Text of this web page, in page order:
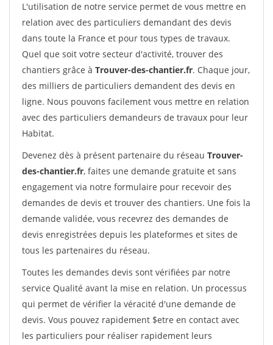
L'utilisation de notre service permet de vous mettre en
relation avec des particuliers demandant des devis
dans toute la France et pour tous types de travaux.
Quel que soit votre secteur d'activité, trouver des
chantiers grâce à Trouver-des-chantier.fr. Chaque jour,
des milliers de particuliers demandent des devis en
ligne. Nous pouvons facilement vous mettre en relation
avec des particuliers demandeurs de travaux pour leur
Habitat.
Devenez dès à présent partenaire du réseau Trouver-
des-chantier.fr, faites une demande gratuite et sans
engagement via notre formulaire pour recevoir des
demandes de devis et trouver des chantiers. Une fois la
demande validée, vous recevrez des demandes de
devis enregistrées depuis les plateformes et sites de
tous les partenaires du réseau.
Toutes les demandes devis sont vérifiées par notre
service Qualité avant la mise en relation. Un processus
qui permet de vérifier la véracité d'une demande de
devis. Vous pouvez rapidement $etre en contact avec
les particuliers pour réaliser rapidement leurs